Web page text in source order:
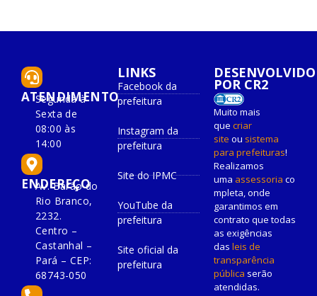
ATENDIMENTO
Segunda à
Sexta de
08:00 às
14:00
ENDEREÇO
Av. Barão do
Rio Branco,
2232.
Centro –
Castanhal –
Pará – CEP:
68743-050
LINKS
Facebook da
prefeitura
Instagram da
prefeitura
Site do IPMC
YouTube da
prefeitura
Site oficial da
prefeitura
DESENVOLVIDO
POR CR2
Muito mais
que criar
site ou sistema
para prefeituras!
Realizamos
uma assessoria co
mpleta, onde
garantimos em
contrato que todas
as exigências
das leis de
transparência
pública serão
atendidas.